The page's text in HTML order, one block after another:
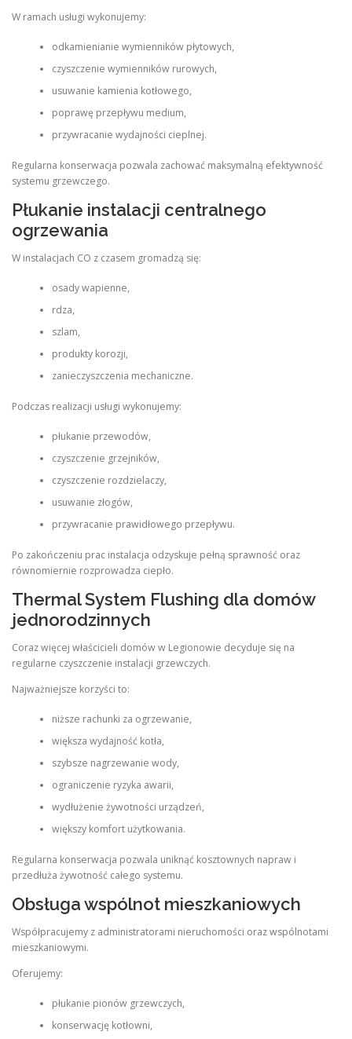
W ramach usługi wykonujemy:
odkamienianie wymienników płytowych,
czyszczenie wymienników rurowych,
usuwanie kamienia kotłowego,
poprawę przepływu medium,
przywracanie wydajności cieplnej.
Regularna konserwacja pozwala zachować maksymalną efektywność
systemu grzewczego.
Płukanie instalacji centralnego
ogrzewania
W instalacjach CO z czasem gromadzą się:
osady wapienne,
rdza,
szlam,
produkty korozji,
zanieczyszczenia mechaniczne.
Podczas realizacji usługi wykonujemy:
płukanie przewodów,
czyszczenie grzejników,
czyszczenie rozdzielaczy,
usuwanie złogów,
przywracanie prawidłowego przepływu.
Po zakończeniu prac instalacja odzyskuje pełną sprawność oraz
równomiernie rozprowadza ciepło.
Thermal System Flushing dla domów
jednorodzinnych
Coraz więcej właścicieli domów w Legionowie decyduje się na
regularne czyszczenie instalacji grzewczych.
Najważniejsze korzyści to:
niższe rachunki za ogrzewanie,
większa wydajność kotła,
szybsze nagrzewanie wody,
ograniczenie ryzyka awarii,
wydłużenie żywotności urządzeń,
większy komfort użytkowania.
Regularna konserwacja pozwala uniknąć kosztownych napraw i
przedłuża żywotność całego systemu.
Obsługa wspólnot mieszkaniowych
Współpracujemy z administratorami nieruchomości oraz wspólnotami
mieszkaniowymi.
Oferujemy:
płukanie pionów grzewczych,
konserwację kotłowni,